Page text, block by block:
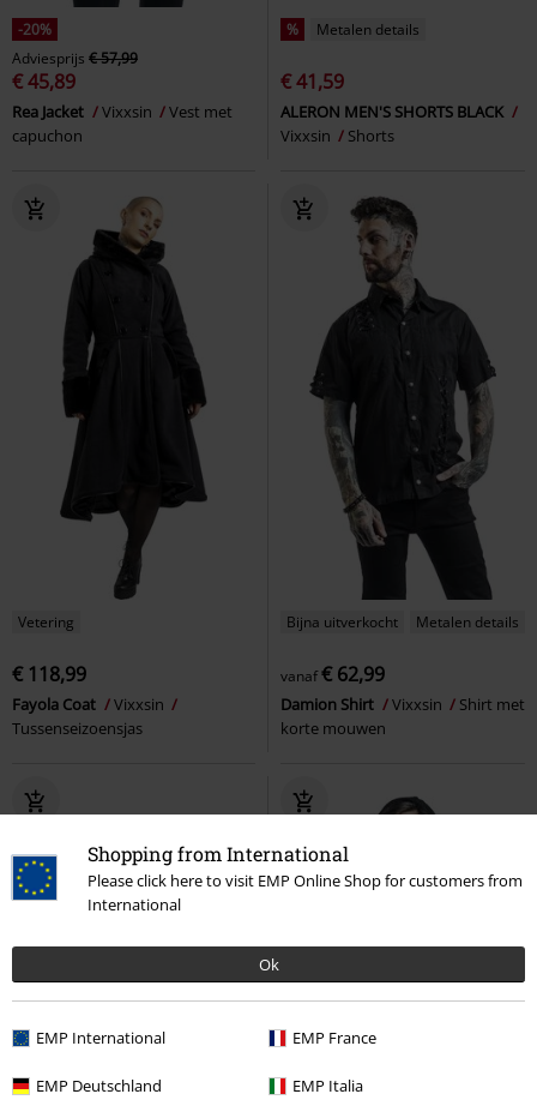
Shopping from International
Please click here to visit EMP Online Shop for customers from
International
Ok
EMP International EMP France
EMP Deutschland EMP Italia
-20%
Adviesprijs € 57,99
€ 45,89
Rea Jacket Vixxsin
Vest met
capuchon
% Metalen details
€ 41,59
ALERON MEN'S SHORTS BLACK
Vixxsin
Shorts
Vetering
€ 118,99
Fayola Coat
Vixxsin
Tussenseizoensjas
Bijna uitverkocht Metalen details
vanaf€ 62,99
Damion Shirt Vixxsin
Shirt met
korte mouwen